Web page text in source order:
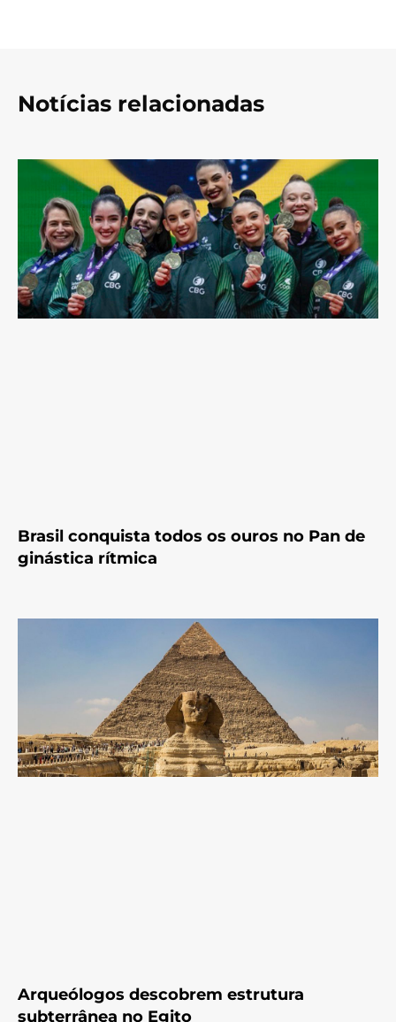
Notícias relacionadas
Brasil conquista todos os ouros no Pan de
ginástica rítmica
Arqueólogos descobrem estrutura
subterrânea no Egito